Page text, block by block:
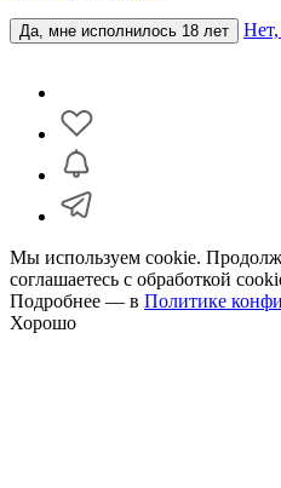
Да, мне исполнилось 18 лет
Мы используем cookie.
соглашаетесь с обработкой
Подробнее — в Политике
Хорошо